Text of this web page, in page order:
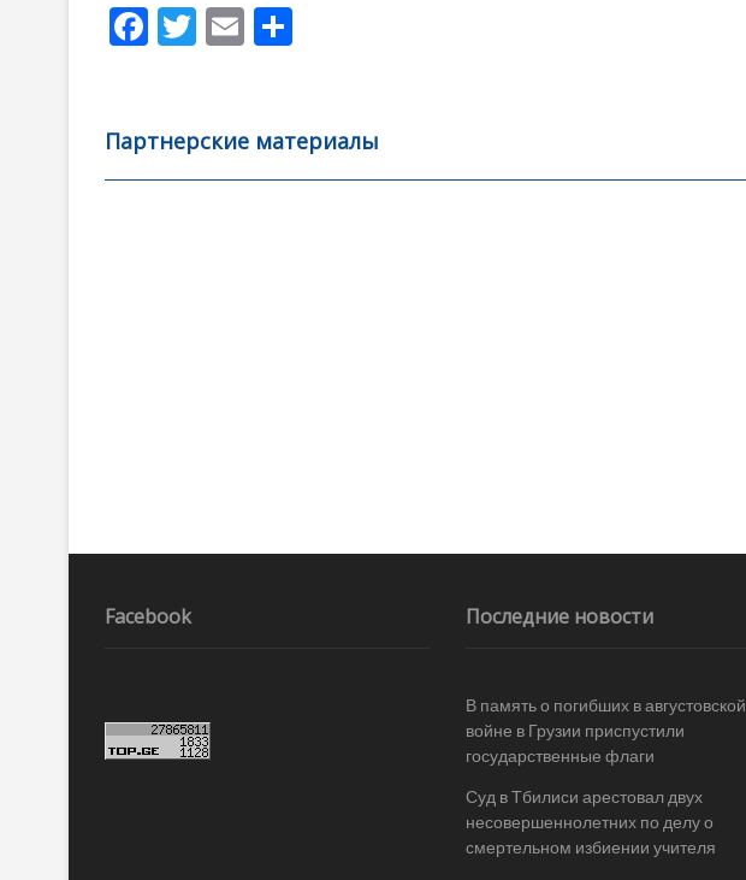
F
b
o
T
er
E
l
а
в
Партнерские материалы
Facebook Последние новости
В память о погибших в августовской
войне в Грузии приспустили
государственные флаги
Суд в Тбилиси арестовал двух
несовершеннолетних по делу о
смертельном избиении учителя